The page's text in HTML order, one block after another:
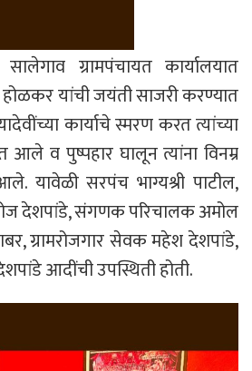
ग्रामपंचायत कार्यालयात
होळकर यांची जयंती साजरी करण्यात
कार्याचे स्मरण करत त्यांच्या
व पुष्पहार घालून त्यांना विनम्र
यावेळी सरपंच भाग्यश्री पाटील,
देशपांडे, संगणक परिचालक अमोल
ग्रामरोजगार सेवक महेश देशपांडे,
आदींची उपस्थिती होती.